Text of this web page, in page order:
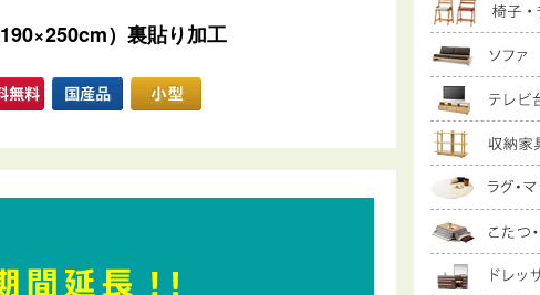
）裏貼り加工